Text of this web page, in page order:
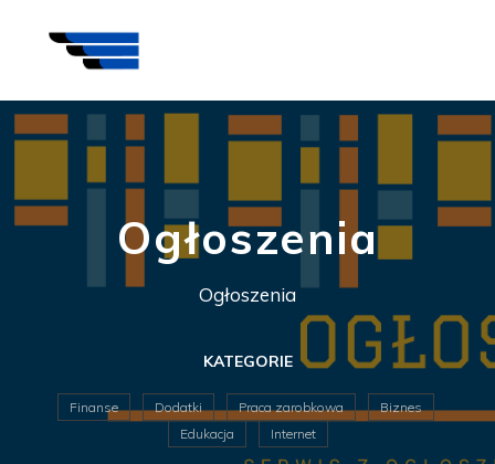
Ogłoszenia
Ogłoszenia
KATEGORIE
Finanse Dodatki Praca zarobkowa
Biznes
Edukacja
Internet